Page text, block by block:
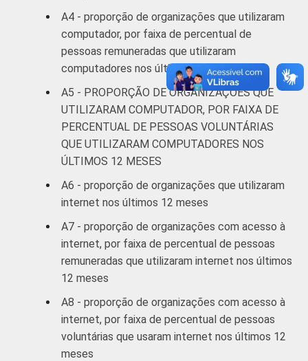
Base: 2.551 organizações sem fins
lucrativos que declararam ter acesso à
Fonte: NIC.br - out/2012 a mar/2013
A4 - proporção de organizações que utilizaram
computador, por faixa de percentual de
pessoas remuneradas que utilizaram
computadores nos últimos 12 meses
A5 - PROPORÇÃO DE ORGANIZAÇÕES QUE
UTILIZARAM COMPUTADOR, POR FAIXA DE
PERCENTUAL DE PESSOAS VOLUNTÁRIAS
QUE UTILIZARAM COMPUTADORES NOS
ÚLTIMOS 12 MESES
A6 - proporção de organizações que utilizaram
internet nos últimos 12 meses
A7 - proporção de organizações com acesso à
internet, por faixa de percentual de pessoas
remuneradas que utilizaram internet nos últimos
12 meses
A8 - proporção de organizações com acesso à
internet, por faixa de percentual de pessoas
voluntárias que usaram internet nos últimos 12
meses